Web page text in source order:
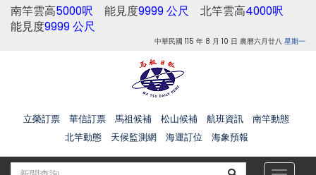
南竿雲高5000呎 能見度9999 公尺 北竿雲高4000呎
能見度9999 公尺
中華民國 115 年 8 月 10 日 農曆六月廿八 星期一
立榮訂票 華信訂票 馬祖候補 松山候補 航班資訊
南竿動態
北竿動態
天候監測網 海運訂位 海象預報